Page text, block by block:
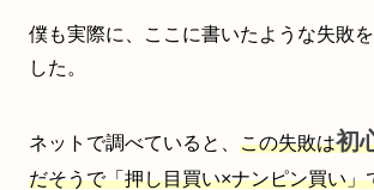
僕も実際に、ここに書いたような失敗
した。
ネットで調べていると、 この失敗は初
だそうで「押し目買い×ナンピン買い」